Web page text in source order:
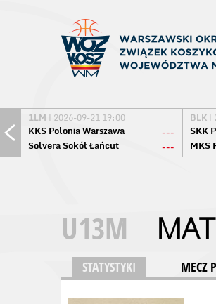
1LM | 2026-09-21 19:00
KKS Polonia Warszawa
---
Solvera Sokół Łańcut
---
BLK |
SKK
MKS
U13M
STATYSTYKI MECZ